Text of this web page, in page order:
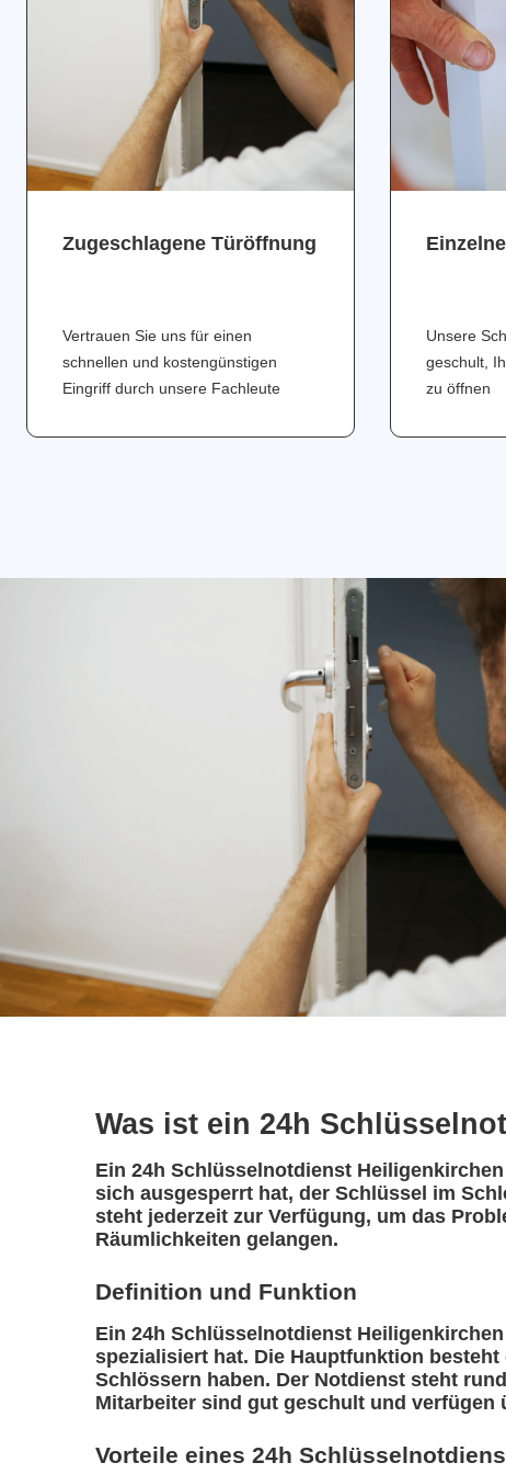
Zugeschlagene Türöffnung
Vertrauen Sie uns für einen
schnellen und kostengünstigen
Eingriff durch unsere Fachleute
Unsere
geschult,
zu öffnen
Was ist ein 24h
Ein 24h Schlüsselnotdienst
sich ausgesperrt hat, der Schlüssel im
steht jederzeit zur Verfügung, um das
Räumlichkeiten gelangen.
Definition und Funktion
Ein 24h Schlüsselnotdienst
spezialisiert hat. Die Hauptfunktion
Schlössern haben. Der Notdienst steht
Mitarbeiter sind gut geschult und verfügen
Vorteile eines 24h